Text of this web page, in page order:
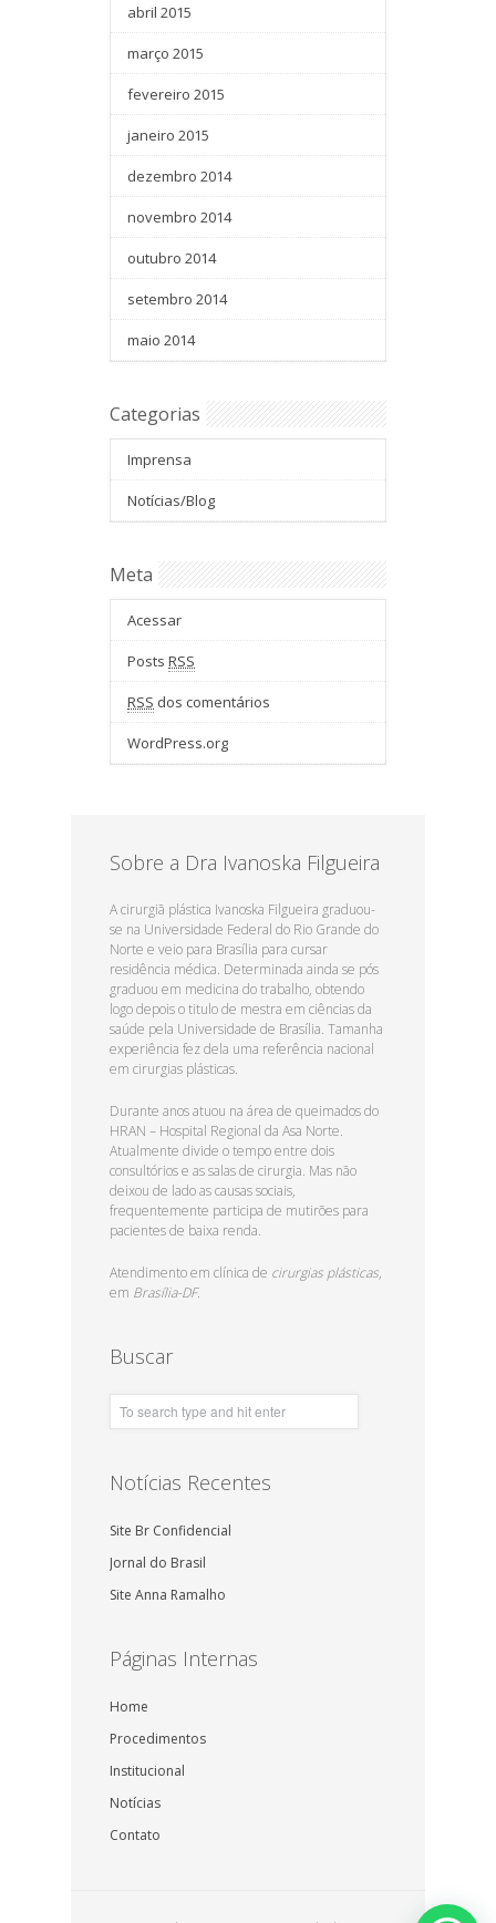
abril 2015
março 2015
fevereiro 2015
janeiro 2015
dezembro 2014
novembro 2014
outubro 2014
setembro 2014
maio 2014
Categorias
Imprensa
Notícias/Blog
Meta
Acessar
Posts RSS
RSS dos comentários
WordPress.org
Sobre a Dra Ivanoska Filgueira
A cirurgiã plástica Ivanoska Filgueira graduou-
se na Universidade Federal do Rio Grande do
Norte e veio para Brasília para cursar
residência médica. Determinada ainda se pós
graduou em medicina do trabalho, obtendo
logo depois o titulo de mestra em ciências da
saúde pela Universidade de Brasília. Tamanha
experiência fez dela uma referência nacional
em cirurgias plásticas.
Durante anos atuou na área de queimados do
HRAN – Hospital Regional da Asa Norte.
Atualmente divide o tempo entre dois
consultórios e as salas de cirurgia. Mas não
deixou de lado as causas sociais,
frequentemente participa de mutirões para
pacientes de baixa renda.
Atendimento em clínica de cirurgias plásticas,
em Brasília-DF.
Buscar
Notícias Recentes
Site Br Confidencial
Jornal do Brasil
Site Anna Ramalho
Páginas Internas
Home
Procedimentos
Institucional
Notícias
Contato